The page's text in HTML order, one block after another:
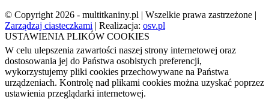
© Copyright 2026 - multitkaniny.pl | Wszelkie prawa zastrzeżone |
Zarządzaj ciasteczkami | Realizacja: osv.pl
USTAWIENIA PLIKÓW COOKIES
W celu ulepszenia zawartości naszej strony internetowej oraz
dostosowania jej do Państwa osobistych preferencji,
wykorzystujemy pliki cookies przechowywane na Państwa
urządzeniach. Kontrolę nad plikami cookies można uzyskać poprzez
ustawienia przeglądarki internetowej.